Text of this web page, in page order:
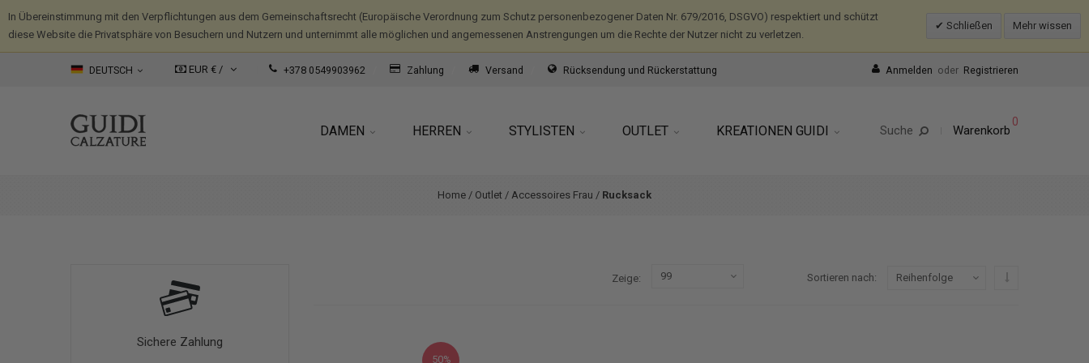
In Übereinstimmung mit den Verpflichtungen aus dem Gemeinschaftsrecht (Europäische Verordnung zum Schutz personenbezogener Daten Nr. 679/2016, DSGVO) respektiert und schützt
diese Website die Privatsphäre von Besuchern und Nutzern und unternimmt alle möglichen und angemessenen Anstrengungen um die Rechte der Nutzer nicht zu verletzen.
Schließen Mehr wissen
DEUTSCH EUR € / +378 0549903962 Zahlung Versand Rücksendung und Rückerstattung Anmelden oder Registrieren
DAMEN HERREN STYLISTEN OUTLET KREATIONEN GUIDI Suche Warenkorb
0
Home / Outlet / Accessoires Frau / Rucksack
Sichere Zahlung
Zeige Sortieren nach
50%